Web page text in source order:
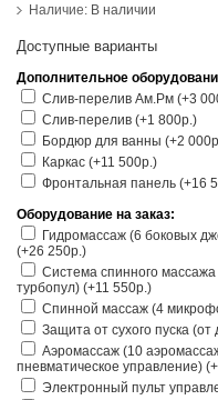
Наличие: В наличии
Доступные варианты
Дополнительное
Слив-перелив Ам.Рм (+3
Слив-перелив (+1 800р.)
Бордюр для ванны (+2
Каркас (+11 500р.)
Фронтальная панель (+16
Оборудование на заказ:
Гидромассаж (6 боковых
(+26 250р.)
Система спинного
турбопул) (+11 550р.)
Спинной массаж (4
Защита от сухого пуска
Аэромассаж (10
пневматическое управление)
Электронный пульт